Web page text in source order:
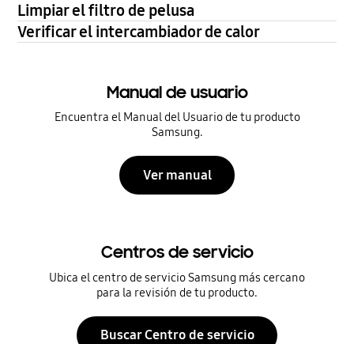
Limpiar el filtro de pelusa
Verificar el intercambiador de calor
Manual de usuario
Encuentra el Manual del Usuario de tu producto
Samsung.
Ver manual
Centros de servicio
Ubica el centro de servicio Samsung más cercano
para la revisión de tu producto.
Buscar Centro de servicio